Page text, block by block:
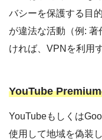
バシーを保護する目
が違法な活動（例:
ければ、VPNを利用
YouTube
YouTubeもしくは
使用して地域を偽装